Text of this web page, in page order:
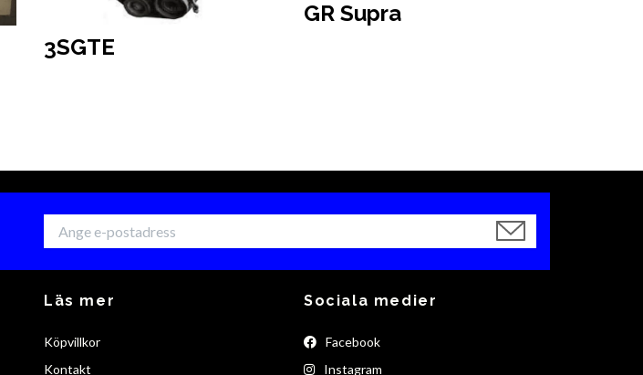
3SGTE
GR Supra
Läs mer
Köpvillkor
Kontakt
Sociala medier
Facebook
Instagram